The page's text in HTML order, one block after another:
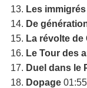
13. Les
14. De
15. La révolte de
16. Le Tour des
17. Duel dans le
18. Dopage01:55